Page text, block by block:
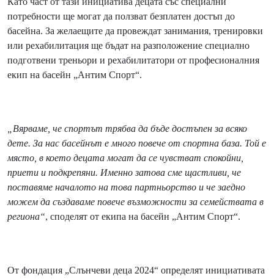
потребности ще могат да ползват безплатен достъп до
басейна. За желаещите да провеждат занимания, тренировки
или рехабилитация ще бъдат на разположение специално
подготвени треньори и рехабилитатори от професионалния
екип на басейн „Антим Спорт“.
„Вярваме, че спортът трябва да бъде достъпен за всяко
дете. За нас басейнът е много повече от спортна база. Той е
място , в което децата могат да се чувстват спокойни,
приети и подкрепяни. Именно затова сме щастливи, че
поставяме началото на това партньорство и че заедно
можем да създаваме повече възможности за семействата в
региона“, споделят от екипа на басейн „Антим Спорт“.
От фондация „Слънчеви деца 2024“ определят инициативата